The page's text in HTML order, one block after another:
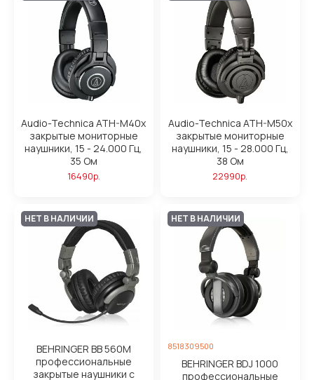
Audio-Technica ATH-M40x
закрытые мониторные
наушники, 15 - 24.000 Гц,
35 Ом
16490р.
Audio-Technica ATH-M50x
закрытые мониторные
наушники, 15 - 28.000 Гц,
38 Ом
22990р.
НЕТ В НАЛИЧИИ
BEHRINGER BB 560M
профессиональные
закрытые наушники с
НЕТ В НАЛИЧИИ
8518309500
BEHRINGER BDJ 1000
профессиональные